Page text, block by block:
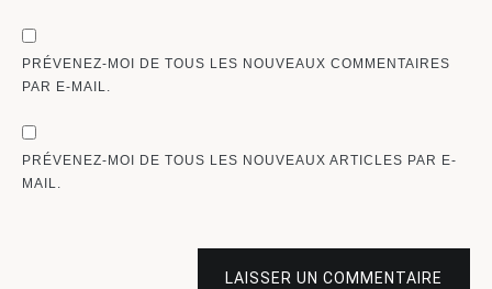
PRÉVENEZ-MOI DE TOUS LES NOUVEAUX COMMENTAIRES
PAR E-MAIL.
PRÉVENEZ-MOI DE TOUS LES NOUVEAUX ARTICLES PAR E-
MAIL.
LAISSER UN COMMENTAIRE